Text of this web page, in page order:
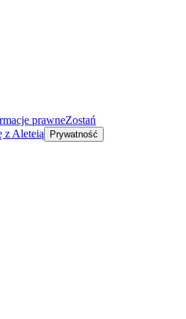
prawneZostań
z Aleteią Prywatność